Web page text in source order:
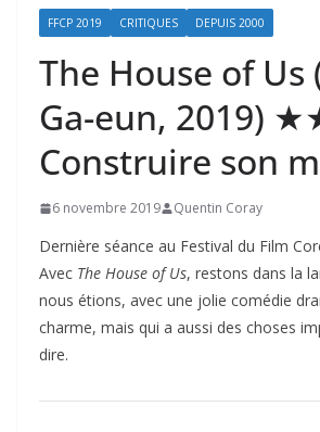
FFCP 2019 CRITIQUES DEPUIS 2000
The House of Us
Ga-eun, 2019)
Construire son
6 novembre 2019 Quentin Coray
Dernière séance au Festival du Film
Avec The House of Us, restons dans la
nous étions, avec une jolie comédie
charme, mais qui a aussi des choses
dire.